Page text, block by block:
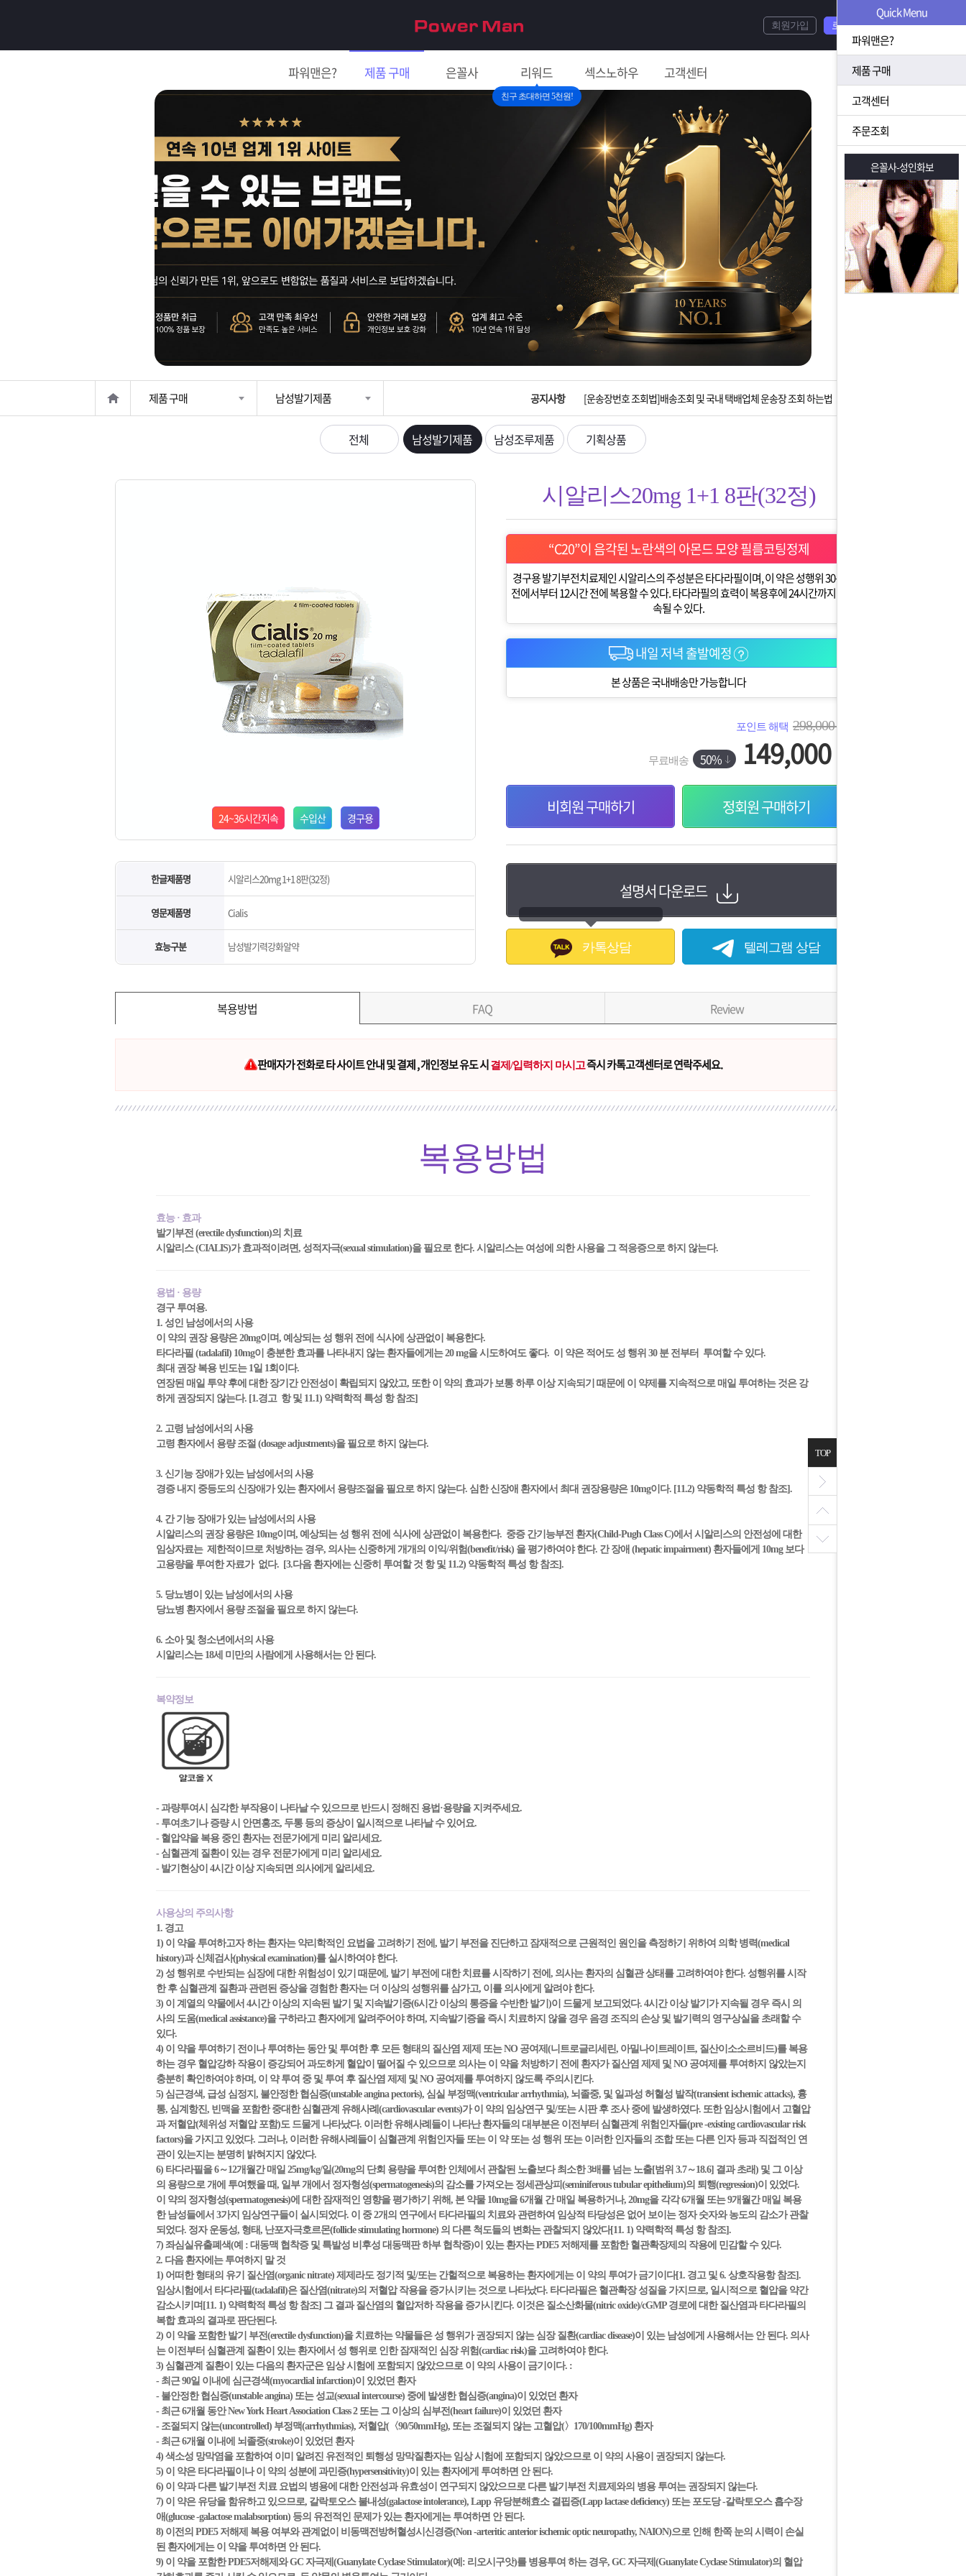
파워맨은? 제품 구매 은꼴사 리워드
친구 초대하면 5천원!
섹스노하우 고객센터
회원가입 로그인
그
제품 구매 남성발기제품 공지사항
입금확인이 안되는 상황을 대비해 꼭 입금후 고객센터 연락바랍니다.
[2026구정 연휴]설 연휴 배송 및 휴무 안내
[운송장번호 조회법]배송조회 및 국내 택배업체 운송장 조회 하는법
[ios앱 오픈]아이폰 고객 앱설치 가능합니다.
입금확인이 안되는 상황을 대비해 꼭 입금후 고객센터 연락바랍니다.
[2026구정 연휴]설 연휴 배송 및 휴무 안내
전체 남성발기제품 남성조루제품 기획상품
24~36시간지속 수입산 경구용
한글제품명 시알리스20mg 1+1 8판(32정)
영문제품명 Cialis
효능구분 남성발기력강화알약
시알리스20mg 1+1 8판(32정)
“C20”이 음각된 노란색의 아몬드 모양 필름코팅정제
경구용 발기부전치료제인 시알리스의 주성분은 타다라필이며, 이 약은 성행위 30분
전에서부터 12시간 전에 복용할 수 있다. 타다라필의 효력이 복용후에 24시간까지 지
속될 수 있다.
내일 저녁 출발예정
본 상품은 국내배송만 가능합니다
포인트 해택 298,000
무료배송 50% 149,000
비회원 구매하기 정회원 구매하기
설명서 다운로드
카톡상담 텔레그램 상담
복용방법 FAQ Review
판매자가 전화로 타 사이트 안내 및 결제 , 개인정보 유도 시결제/입력하지 마시고즉시 카톡고객센터로 연락주세요.
복용방법
효능 · 효과
발기부전 (erectile dysfunction)의 치료
시알리스 (CIALIS)가 효과적이려면, 성적자극(sexual stimulation)을 필요로 한다. 시알리스는 여성에 의한 사용을 그 적응증으로 하지 않는다.
용법 · 용량
경구 투여용.
1. 성인 남성에서의 사용
이 약의 권장 용량은 20mg이며, 예상되는 성 행위 전에 식사에 상관없이 복용한다.
타다라필 (tadalafil) 10mg이 충분한 효과를 나타내지 않는 환자들에게는 20 mg을 시도하여도 좋다. 이 약은 적어도 성 행위 30 분 전부터 투여할 수 있다.
최대 권장 복용 빈도는 1일 1회이다.
연장된 매일 투약 후에 대한 장기간 안전성이 확립되지 않았고, 또한 이 약의 효과가 보통 하루 이상 지속되기 때문에 이 약제를 지속적으로 매일 투여하는 것은 강
하게 권장되지 않는다. [1.경고 항 및 11.1) 약력학적 특성 항 참조]
2. 고령 남성에서의 사용
고령 환자에서 용량 조절 (dosage adjustments)을 필요로 하지 않는다.
3. 신기능 장애가 있는 남성에서의 사용
경증 내지 중등도의 신장애가 있는 환자에서 용량조절을 필요로 하지 않는다. 심한 신장애 환자에서 최대 권장용량은 10mg이다. [11.2) 약동학적 특성 항 참조].
4. 간 기능 장애가 있는 남성에서의 사용
시알리스의 권장 용량은 10mg이며, 예상되는 성 행위 전에 식사에 상관없이 복용한다. 중증 간기능부전 환자(Child-Pugh Class C)에서 시알리스의 안전성에 대한
임상자료는 제한적이므로 처방하는 경우, 의사는 신중하게 개개의 이익/위험(benefit/risk) 을 평가하여야 한다. 간 장애 (hepatic impairment) 환자들에게 10mg 보다
고용량을 투여한 자료가 없다. [3.다음 환자에는 신중히 투여할 것 항 및 11.2) 약동학적 특성 항 참조].
5. 당뇨병이 있는 남성에서의 사용
당뇨병 환자에서 용량 조절을 필요로 하지 않는다.
6. 소아 및 청소년에서의 사용
시알리스는 18세 미만의 사람에게 사용해서는 안 된다.
복약정보
- 과량투여시 심각한 부작용이 나타날 수 있으므로 반드시 정해진 용법·용량을 지켜주세요.
- 투여초기나 증량 시 안면홍조, 두통 등의 증상이 일시적으로 나타날 수 있어요.
- 혈압약을 복용 중인 환자는 전문가에게 미리 알리세요.
- 심혈관계 질환이 있는 경우 전문가에게 미리 알리세요.
- 발기현상이 4시간 이상 지속되면 의사에게 알리세요.
사용상의 주의사항
1. 경고
1) 이 약을 투여하고자 하는 환자는 약리학적인 요법을 고려하기 전에, 발기 부전을 진단하고 잠재적으로 근원적인 원인을 측정하기 위하여 의학 병력(medical
history)과 신체검사(physical examination)를 실시하여야 한다.
2) 성 행위로 수반되는 심장에 대한 위험성이 있기 때문에, 발기 부전에 대한 치료를 시작하기 전에, 의사는 환자의 심혈관 상태를 고려하여야 한다. 성행위를 시작
한 후 심혈관계 질환과 관련된 증상을 경험한 환자는 더 이상의 성행위를 삼가고, 이를 의사에게 알려야 한다.
3) 이 계열의 약물에서 4시간 이상의 지속된 발기 및 지속발기증(6시간 이상의 통증을 수반한 발기)이 드물게 보고되었다. 4시간 이상 발기가 지속될 경우 즉시 의
사의 도움(medical assistance)을 구하라고 환자에게 알려주어야 하며, 지속발기증을 즉시 치료하지 않을 경우 음경 조직의 손상 및 발기력의 영구상실을 초래할 수
있다.
4) 이 약을 투여하기 전이나 투여하는 동안 및 투여한 후 모든 형태의 질산염 제제 또는 NO 공여제(니트로글리세린, 아밀나이트레이트, 질산이소소르비드)를 복용
하는 경우 혈압강하 작용이 증강되어 과도하게 혈압이 떨어질 수 있으므로 의사는 이 약을 처방하기 전에 환자가 질산염 제제 및 NO 공여제를 투여하지 않았는지
충분히 확인하여야 하며, 이 약 투여 중 및 투여 후 질산염 제제 및 NO 공여제를 투여하지 않도록 주의시킨다.
5) 심근경색, 급성 심정지, 불안정한 협심증(unstable angina pectoris), 심실 부정맥(ventricular arrhythmia), 뇌졸중, 및 일과성 허혈성 발작(transient ischemic attacks), 흉
통, 심계항진, 빈맥을 포함한 중대한 심혈관계 유해사례(cardiovascular events)가 이 약의 임상연구 및/또는 시판 후 조사 중에 발생하였다. 또한 임상시험에서 고혈압
과 저혈압(체위성 저혈압 포함)도 드물게 나타났다. 이러한 유해사례들이 나타난 환자들의 대부분은 이전부터 심혈관계 위험인자들(pre -existing cardiovascular risk
factors)을 가지고 있었다. 그러나, 이러한 유해사례들이 심혈관계 위험인자들 또는 이 약 또는 성 행위 또는 이러한 인자들의 조합 또는 다른 인자 등과 직접적인 연
관이 있는지는 분명히 밝혀지지 않았다.
6) 타다라필을 6～12개월간 매일 25mg/kg/일(20mg의 단회 용량을 투여한 인체에서 관찰된 노출보다 최소한 3배를 넘는 노출[범위 3.7～18.6] 결과 초래) 및 그 이상
의 용량으로 개에 투여했을 때, 일부 개에서 정자형성(spermatogenesis)의 감소를 가져오는 정세관상피(seminiferous tubular epithelium)의 퇴행(regression)이 있었다.
이 약의 정자형성(spermatogenesis)에 대한 잠재적인 영향을 평가하기 위해, 본 약물 10mg을 6개월 간 매일 복용하거나, 20mg을 각각 6개월 또는 9개월간 매일 복용
한 남성들에서 3가지 임상연구들이 실시되었다. 이 중 2개의 연구에서 타다라필의 치료와 관련하여 임상적 타당성은 없어 보이는 정자 숫자와 농도의 감소가 관찰
되었다. 정자 운동성, 형태, 난포자극호르몬(follicle stimulating hormone) 의 다른 척도들의 변화는 관찰되지 않았다[11. 1) 약력학적 특성 항 참조].
7) 좌심실유출폐색(예 : 대동맥 협착증 및 특발성 비후성 대동맥판 하부 협착증)이 있는 환자는 PDE5 저해제를 포함한 혈관확장제의 작용에 민감할 수 있다.
2. 다음 환자에는 투여하지 말 것
1) 어떠한 형태의 유기 질산염(organic nitrate) 제제라도 정기적 및/또는 간헐적으로 복용하는 환자에게는 이 약의 투여가 금기이다[1. 경고 및 6. 상호작용항 참조].
임상시험에서 타다라필(tadalafil)은 질산염(nitrate)의 저혈압 작용을 증가시키는 것으로 나타났다. 타다라필은 혈관확장 성질을 가지므로, 일시적으로 혈압을 약간
감소시키며[11. 1) 약력학적 특성 항 참조] 그 결과 질산염의 혈압저하 작용을 증가시킨다. 이것은 질소산화물(nitric oxide)/cGMP 경로에 대한 질산염과 타다라필의
복합 효과의 결과로 판단된다.
2) 이 약을 포함한 발기 부전(erectile dysfunction)을 치료하는 약물들은 성 행위가 권장되지 않는 심장 질환(cardiac disease)이 있는 남성에게 사용해서는 안 된다. 의사
는 이전부터 심혈관계 질환이 있는 환자에서 성 행위로 인한 잠재적인 심장 위험(cardiac risk)을 고려하여야 한다.
3) 심혈관계 질환이 있는 다음의 환자군은 임상 시험에 포함되지 않았으므로 이 약의 사용이 금기이다. :
- 최근 90일 이내에 심근경색(myocardial infarction)이 있었던 환자
- 불안정한 협심증(unstable angina) 또는 성교(sexual intercourse) 중에 발생한 협심증(angina)이 있었던 환자
- 최근 6개월 동안 New York Heart Association Class 2 또는 그 이상의 심부전(heart failure)이 있었던 환자
- 조절되지 않는(uncontrolled) 부정맥(arrhythmias), 저혈압(〈90/50mmHg), 또는 조절되지 않는 고혈압(〉170/100mmHg) 환자
- 최근 6개월 이내에 뇌졸중(stroke)이 있었던 환자
4) 색소성 망막염을 포함하여 이미 알려진 유전적인 퇴행성 망막질환자는 임상 시험에 포함되지 않았으므로 이 약의 사용이 권장되지 않는다.
5) 이 약은 타다라필이나 이 약의 성분에 과민증(hypersensitivity)이 있는 환자에게 투여하면 안 된다.
6) 이 약과 다른 발기부전 치료 요법의 병용에 대한 안전성과 유효성이 연구되지 않았으므로 다른 발기부전 치료제와의 병용 투여는 권장되지 않는다.
7) 이 약은 유당을 함유하고 있으므로, 갈락토오스 불내성(galactose intolerance), Lapp 유당분해효소 결핍증(Lapp lactase deficiency) 또는 포도당 -갈락토오스 흡수장
애(glucose -galactose malabsorption) 등의 유전적인 문제가 있는 환자에게는 투여하면 안 된다.
8) 이전의 PDE5 저해제 복용 여부와 관계없이 비동맥전방허혈성시신경증(Non -arteritic anterior ischemic optic neuropathy, NAION)으로 인해 한쪽 눈의 시력이 손실
된 환자에게는 이 약을 투여하면 안 된다.
9) 이 약을 포함한 PDE5저해제와 GC 자극제(Guanylate Cyclase Stimulator)(예: 리오시구앗)를 병용투여 하는 경우, GC 자극제(Guanylate Cyclase Stimulator)의 혈압
Quick Menu
파워맨은?
제품 구매
고객센터
주문조회
은꼴사-성인화보 은꼴사-성인화보
TOP